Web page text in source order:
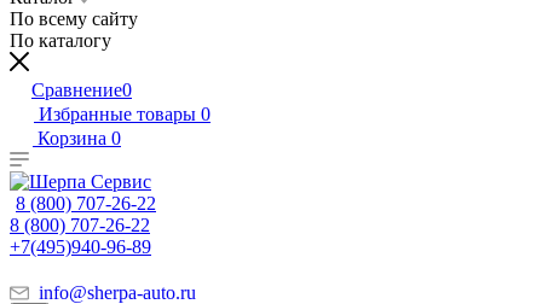
По всему сайту
По каталогу
Сравнение0
Избранные товары 0
Корзина 0
8 (800) 707-26-22
8 (800) 707-26-22
+7(495)940-96-89
info@sherpa-auto.ru